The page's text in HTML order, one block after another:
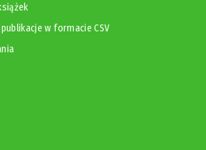
w formacie CSV